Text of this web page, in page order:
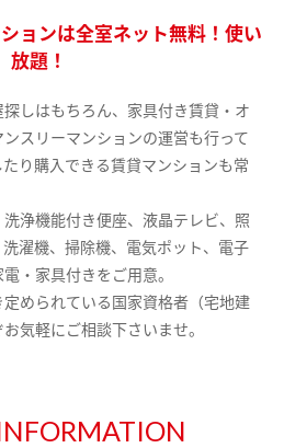
ョンは全室ネット無料！使い
放題！
しはもちろん、家具付き賃貸・オ
スリーマンションの運営も行って
り購入できる賃貸マンションも常
浄機能付き便座、液晶テレビ、照
濯機、掃除機、電気ポット、電子
・家具付きをご用意。
められている国家資格者（宅地建
気軽にご相談下さいませ。